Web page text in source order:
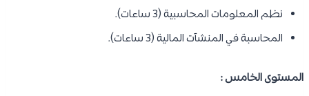
نظم المعلومات المحاسبية (3 ساعات).
المحاسبة في المنشآت المالية (3 ساعات).
المستوى الخامس :